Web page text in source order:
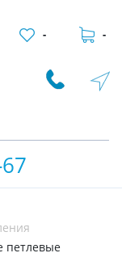
- -
петлевые